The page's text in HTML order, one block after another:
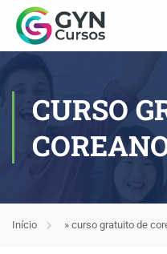
CURSO
Início » curso gratuito de